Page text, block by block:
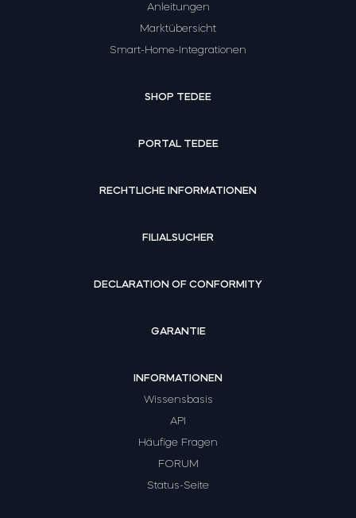
Anleitungen
Marktübersicht
Smart-Home-Integrationen
SHOP TEDEE
PORTAL TEDEE
RECHTLICHE INFORMATIONEN
FILIALSUCHER
DECLARATION OF CONFORMITY
GARANTIE
INFORMATIONEN
Wissensbasis
API
Häufige Fragen
FORUM
Status-Seite